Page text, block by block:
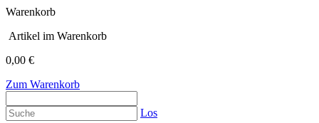
Warenkorb
Artikel im Warenkorb
0,00 €
Zum Warenkorb
Los